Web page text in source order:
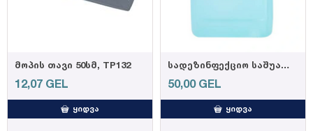
მოპის თავი 50სმ, TP132
12,07 GEL
ᲧᲘᲓᲕᲐ
სადეზინფექციო საშუალება "ნატურალი" 5 ლ
50,00 GEL
ᲧᲘᲓᲕᲐ